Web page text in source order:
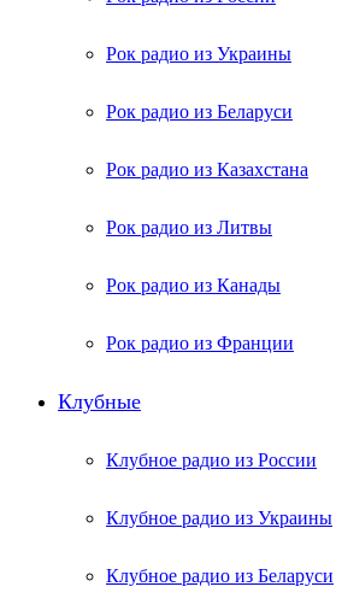
Рок радио из Украины
Рок радио из Беларуси
Рок радио из Казахстана
Рок радио из Литвы
Рок радио из Канады
Рок радио из Франции
Клубные
Клубное радио из России
Клубное радио из Украины
Клубное радио из Беларуси